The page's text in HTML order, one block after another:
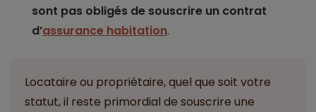
sont pas obligés de souscrire un contrat
d’assurance habitation.
Locataire ou propriétaire, quel que soit votre
statut, il reste primordial de souscrire une